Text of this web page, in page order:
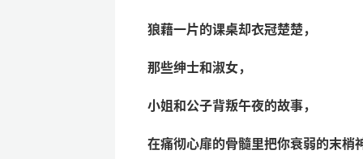
狼藉一片的课桌却衣冠楚楚，
那些绅士和淑女，
小姐和公子背叛午夜的故事，
在痛彻心扉的骨髓里把你衰弱的末梢